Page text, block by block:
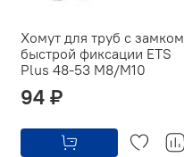
Хомут для труб с замком
быстрой фиксации ETS
Plus 48-53 M8/M10
94 ₽